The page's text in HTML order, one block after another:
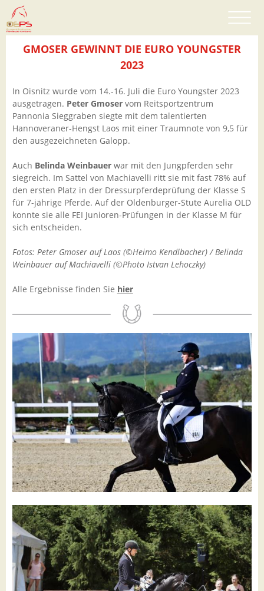
GMOSER GEWINNT DIE EURO YOUNGSTER
2023
In Oisnitz wurde vom 14.-16. Juli die Euro Youngster 2023
ausgetragen. Peter Gmoservom Reitsportzentrum
Pannonia Sieggraben siegte mit dem talentierten
Hannoveraner-Hengst Laos mit einer Traumnote von 9,5 für
den ausgezeichneten Galopp.
Auch Belinda Weinbauerwar mit den Jungpferden sehr
siegreich. Im Sattel von Machiavelli ritt sie mit fast 78% auf
den ersten Platz in der Dressurpferdeprüfung der Klasse S
für 7-jährige Pferde. Auf der Oldenburger-Stute Aurelia OLD
konnte sie alle FEI Junioren-Prüfungen in der Klasse M für
sich entscheiden.
Fotos: Peter Gmoser auf Laos (©Heimo Kendlbacher) / Belinda
Weinbauer auf Machiavelli (©Photo Istvan Lehoczky)
Alle Ergebnisse finden Sie hier